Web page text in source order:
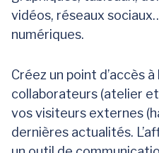
vidéos, réseaux
numériques.
Créez un point d’accès
collaborateurs (atelier
vos visiteurs externes
dernières actualités.